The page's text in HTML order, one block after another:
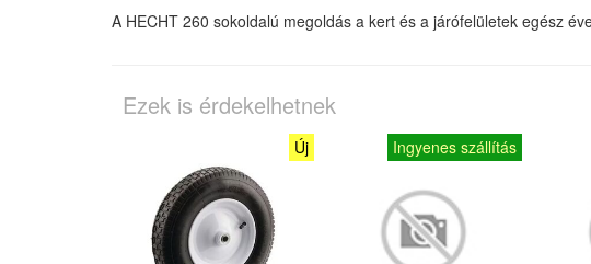
A HECHT 260 sokoldalú megoldás a kert és a járófelületek egész
Ezek is érdekelhetnek
Új Ingyenes szállítás